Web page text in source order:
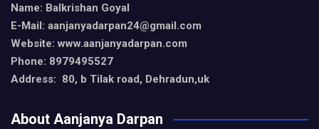
Name: Balkrishan Goyal
E-Mail: aanjanyadarpan24@gmail.com
Website: www.aanjanyadarpan.com
Phone: 8979495527
Address: 80, b Tilak road, Dehradun,uk
About Aanjanya Darpan